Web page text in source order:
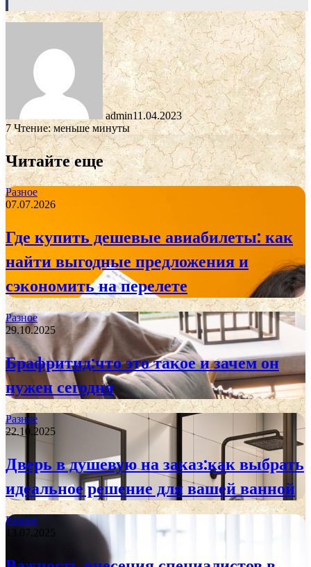
admin11.04.2023
7Чтение: меньше минуты
Читайте еще
Разное
07.07.2026
Где купить дешевые авиабилеты: как
найти выгодные предложения и
сэкономить на перелете
Разное
29.10.2025
Брафритид:что это такое и зачем он
нужен сегодня
Разное
22.10.2025
Дверь в душевую на заказ:как выбрать
идеальное решение для вашей ванной
Разное
13.07.2025